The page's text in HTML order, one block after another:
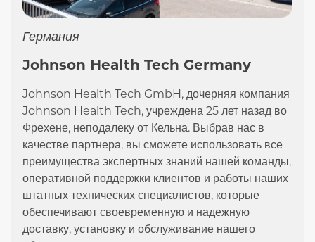
Германия
Johnson Health Tech Germany
Johnson Health Tech GmbH, дочерняя компания
Johnson Health Tech, учреждена 25 лет назад во
Фрехене, неподалеку от Кельна. Выбрав нас в
качестве партнера, вы сможете использовать все
преимущества экспертных знаний нашей команды,
оперативной поддержки клиентов и работы наших
штатных технических специалистов, которые
обеспечивают своевременную и надежную
доставку, установку и обслуживание нашего